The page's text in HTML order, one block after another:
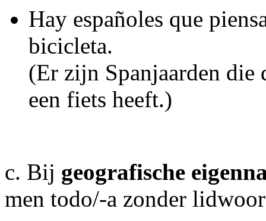
Hay españoles que
bicicleta.
(Er zijn Spanjaarden die
een fiets heeft.)
c. Bij geografische
men todo/-a zonder